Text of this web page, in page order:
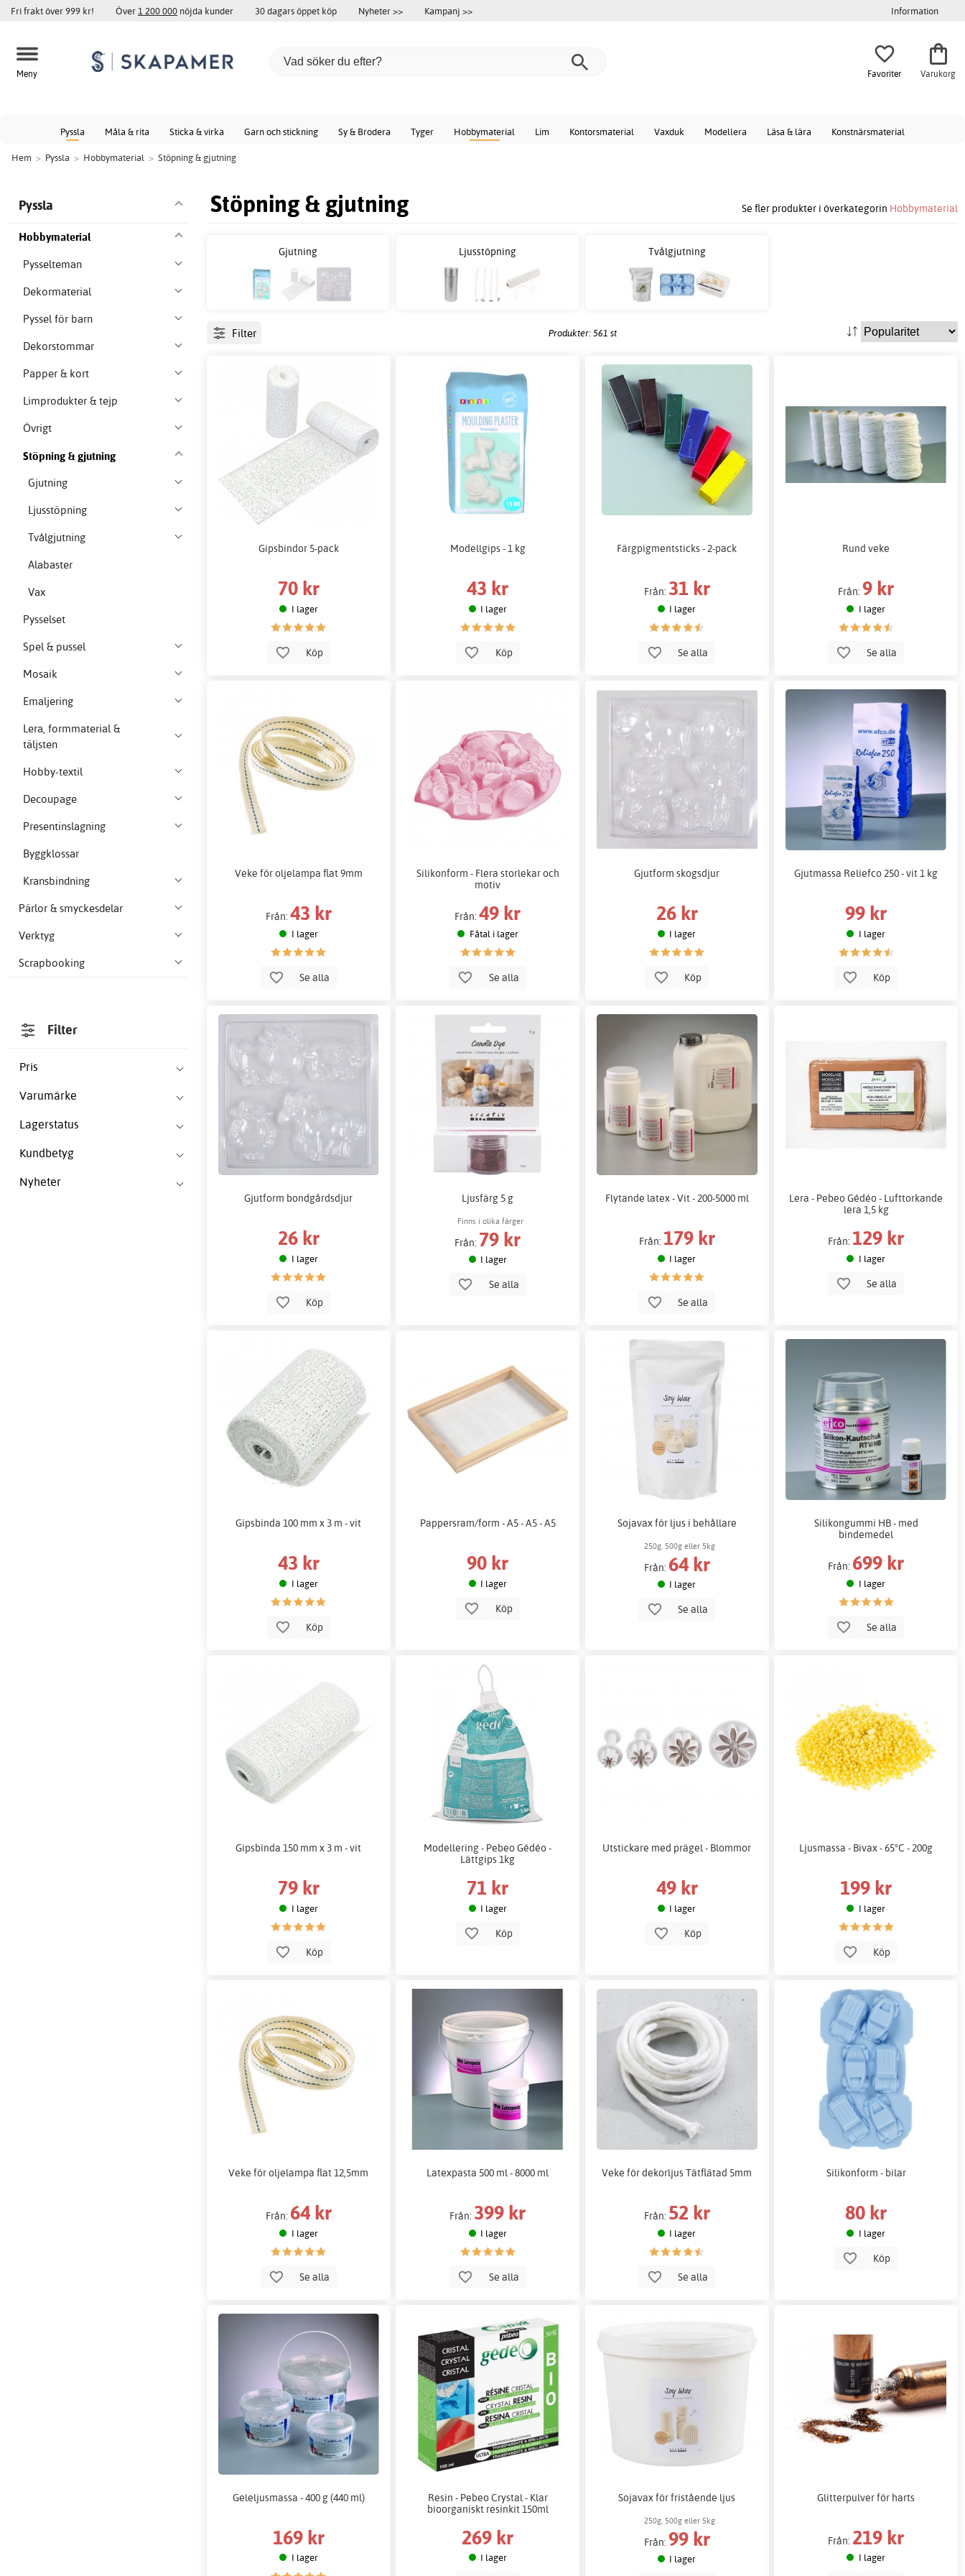
Fri frakt över 999 kr! Över1 200 000 nöjda kunder 30 dagars öppet köp Nyheter >> Kampanj >> Information
Meny Favoriter Varukorg
Pyssla Måla & rita Sticka & virka Garn och stickning Sy & Brodera Tyger Hobbymaterial Lim Kontorsmaterial Vaxduk Modellera Läsa & lära Konstnärsmaterial
Hem > Pyssla > Hobbymaterial > Stöpning & gjutning
Stöpning & gjutning Se fler produkter i överkategorin Hobbymaterial
Pyssla
Hobbymaterial
Pysselteman
Dekormaterial
Pyssel för barn
Dekorstommar
Papper & kort
Limprodukter & tejp
Övrigt
Stöpning & gjutning
Gjutning
Ljusstöpning
Tvålgjutning
Alabaster
Vax
Pysselset
Spel & pussel
Mosaik
Emaljering
Lera, formmaterial &
täljsten
Hobby-textil
Decoupage
Presentinslagning
Byggklossar
Kransbindning
Pärlor & smyckesdelar
Verktyg
Scrapbooking
Filter
Pris
Varumärke
Lagerstatus
Kundbetyg
Nyheter
Gjutning Ljusstöpning Tvålgjutning
Filter Produkter: 561 st
Gipsbindor 5-pack
70 kr
I lager
Köp
Modellgips - 1 kg
43 kr
I lager
Köp
Färgpigmentsticks - 2-pack
Från: 31 kr
I lager
Se alla
Rund veke
Från: 9 kr
I lager
Se alla
Veke för oljelampa flat 9mm
Från: 43 kr
I lager
Se alla
Silikonform - Flera storlekar och
motiv
Från:49 kr
Fåtal i lager
Se alla
Gjutform skogsdjur
26 kr
I lager
Köp
Gjutmassa Reliefco 250 - vit 1 kg
99 kr
I lager
Köp
Gjutform bondgårdsdjur
26 kr
I lager
Köp
Ljusfärg 5 g
Finns i olika färger
Från: 79 kr
I lager
Se alla
Flytande latex - Vit - 200-5000 ml
Från: 179 kr
I lager
Se alla
Lera - Pebeo Gédéo - Lufttorkande
lera 1,5 kg
Från: 129 kr
I lager
Se alla
Gipsbinda 100 mm x 3 m - vit
43 kr
I lager
Köp
Pappersram/form - A5 - A5 - A5
90 kr
I lager
Köp
Sojavax för ljus i behållare
250g, 500g eller 5kg
Från: 64 kr
I lager
Se alla
Silikongummi HB - med
bindemedel
Från: 699 kr
I lager
Se alla
Gipsbinda 150 mm x 3 m - vit
79 kr
I lager
Köp
Modellering - Pebeo Gédéo -
Lättgips 1kg
71 kr
I lager
Köp
Utstickare med prägel - Blommor
49 kr
I lager
Köp
Ljusmassa - Bivax - 65°C - 200g
199 kr
I lager
Köp
Veke för oljelampa flat 12,5mm
Från: 64 kr
I lager
Se alla
Latexpasta 500 ml - 8000 ml
Från: 399 kr
I lager
Se alla
Veke för dekorljus Tätflätad 5mm
Från: 52 kr
I lager
Se alla
Silikonform - bilar
80 kr
I lager
Köp
Geleljusmassa - 400 g (440 ml)
169 kr
I lager
Resin - Pebeo Crystal - Klar
bioorganiskt resinkit 150ml
269 kr
I lager
Sojavax för fristående ljus
250g, 500g eller 5kg
Från: 99 kr
I lager
Glitterpulver för harts
Från: 219 kr
I lager